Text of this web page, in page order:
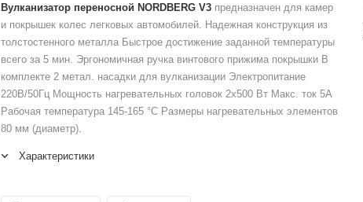
Вулканизатор переносной NORDBERG V3 предназначен для камер
и покрышек колес легковых автомобилей. Надежная конструкция из
толстостенного металла Быстрое достижение заданной температуры
всего за 5 мин. Эргономичная ручка винтового прижима покрышки В
комплекте 2 метал. насадки для вулканизации Электропитание
220В/50Гц Мощность нагревательных головок 2х500 Вт Макс. ток 5А
Рабочая температура 145-165 °C Размеры нагревательных элементов
80 мм (диаметр).
Характеристики